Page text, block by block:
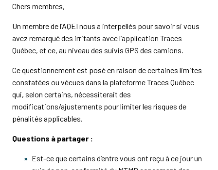
Chers membres,
Un membre de l’AQEI nous a interpellés pour savoir si vous
avez remarqué des irritants avec l’application Traces
Québec, et ce, au niveau des suivis GPS des camions.
Ce questionnement est posé en raison de certaines limites
constatées ou vécues dans la plateforme Traces Québec
qui, selon certains, nécessiterait des
modifications/ajustements pour limiter les risques de
pénalités applicables.
Questions à partager :
Est-ce que certains d’entre vous ont reçu à ce jour un